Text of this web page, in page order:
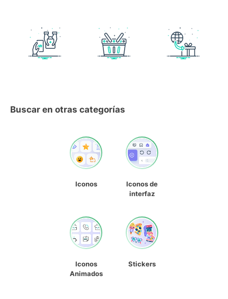
Buscar en otras categorías
Iconos
Iconos de
interfaz
Iconos
Animados
Stickers